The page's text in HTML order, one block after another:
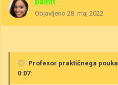
bainit
Objavljeno 28. maj 2022
Profesor praktičnega pouka
0:07: